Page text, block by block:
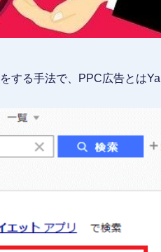
する手法で、PPC広告とは